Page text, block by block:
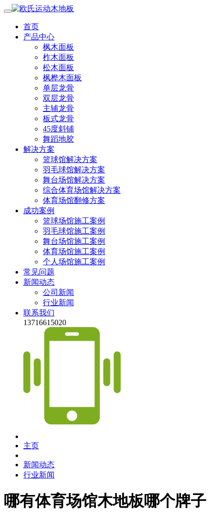
首页
产品中心
枫木面板
柞木面板
松木面板
枫桦木面板
单层龙骨
双层龙骨
主辅龙骨
板式龙骨
45度斜铺
舞蹈地胶
解决方案
篮球馆解决方案
羽毛球馆解决方案
舞台场馆解决方案
综合体育场馆解决方案
体育场馆翻修方案
成功案例
篮球场馆施工案例
羽毛球馆施工案例
舞台场馆施工案例
体育场馆施工案例
个人场馆施工案例
常见问题
新闻动态
公司新闻
行业新闻
联系我们
13716615020
主页
新闻动态
行业新闻
哪有体育场馆木地板哪个牌子